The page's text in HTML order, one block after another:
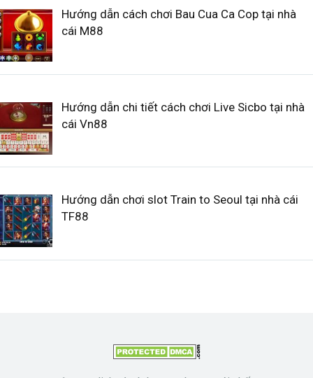
Hướng dẫn cách chơi Bau Cua Ca Cop tại nhà
cái M88
Hướng dẫn chi tiết cách chơi Live Sicbo tại nhà
cái Vn88
Hướng dẫn chơi slot Train to Seoul tại nhà cái
TF88